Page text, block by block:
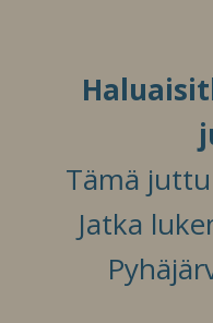
Tämä
Jatka